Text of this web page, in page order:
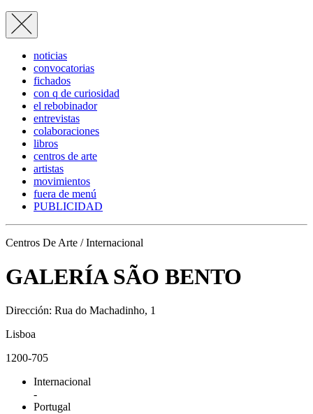
noticias
convocatorias
fichados
con q de curiosidad
el rebobinador
entrevistas
colaboraciones
libros
centros de arte
artistas
movimientos
fuera de menú
PUBLICIDAD
Centros De Arte / Internacional
GALERÍA SÃO BENTO
Dirección: Rua do Machadinho, 1
Lisboa
1200-705
Internacional
-
Portugal